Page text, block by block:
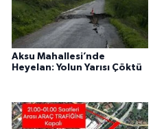
Aksu Mahallesi’nde
Heyelan: Yolun Yarısı Çöktü